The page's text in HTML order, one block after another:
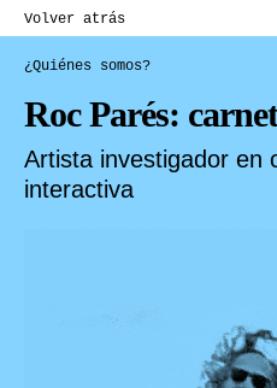
Volver atrás
¿Quiénes somos?
Roc Parés:
Artista investigador en
interactiva